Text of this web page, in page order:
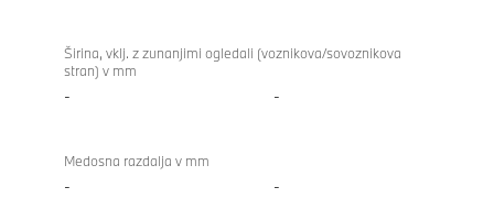
Širina, vklj. z zunanjimi ogledali (voznikova/sovoznikova
stran) v mm
- -
Medosna razdalja v mm
- -